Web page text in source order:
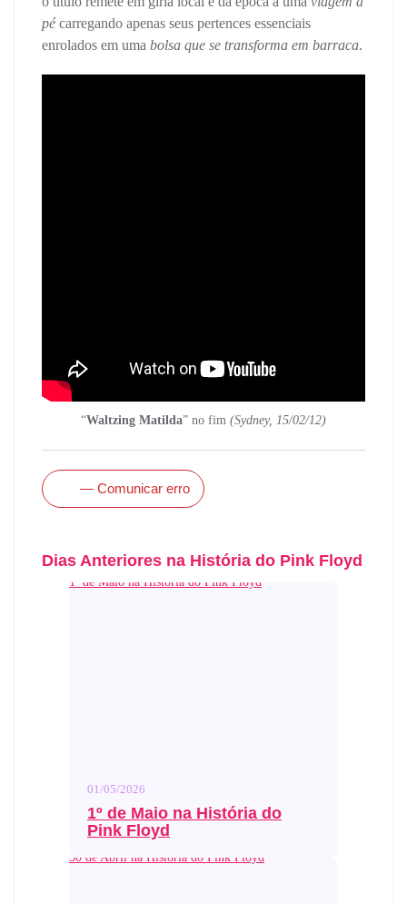
pécarregando apenas seus pertences essenciais
enrolados em uma bolsa que se transforma em barraca.
“Waltzing Matilda” no fim (Sydney, 15/02/12)
— Comunicar erro
Dias Anteriores na História do Pink Floyd
1º de Maio na História do Pink Floyd
01/05/2026
1º de Maio na História do
Pink Floyd
30 de Abril na História do Pink Floyd